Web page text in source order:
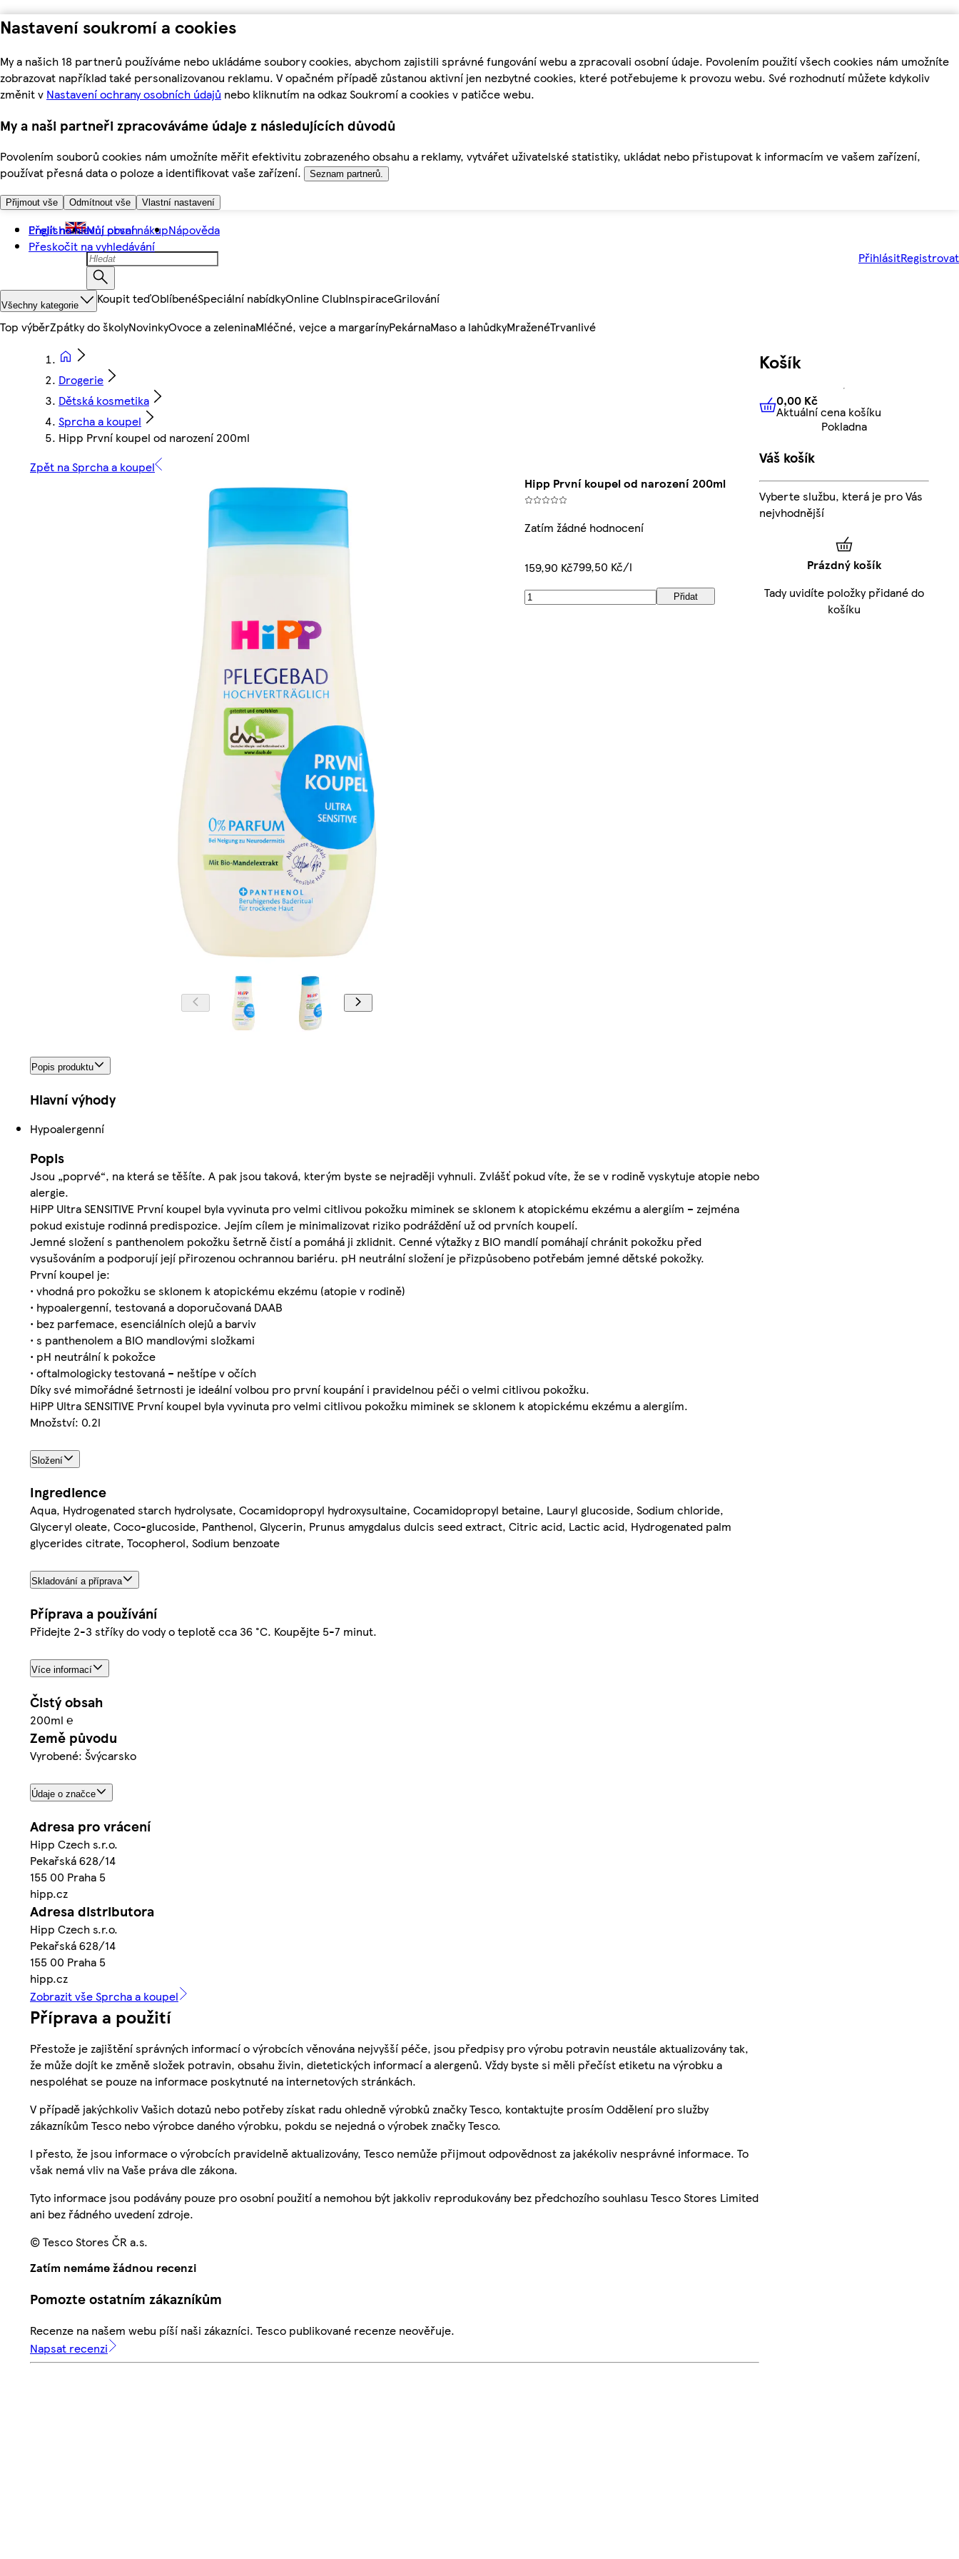
Nastavení soukromí a cookies
My a našich 18 partnerů používáme nebo ukládáme soubory cookies, abychom zajistili správné fungování webu a zpracovali osobní údaje. Povolením použití všech cookies nám umožníte
zobrazovat například také personalizovanou reklamu. V opačném případě zůstanou aktivní jen nezbytné cookies, které potřebujeme k provozu webu. Své rozhodnutí můžete kdykoliv
změnit v Nastavení ochrany osobních údajů nebo kliknutím na odkaz Soukromí a cookies v patičce webu.
My a naši partneři zpracováváme údaje z následujících důvodů
Povolením souborů cookies nám umožníte měřit efektivitu zobrazeného obsahu a reklamy, vytvářet uživatelské statistiky, ukládat nebo přistupovat k informacím ve vašem zařízení,
používat přesná data o poloze a identifikovat vaše zařízení.
Seznam partnerů.
Přijmout vše Odmítnout vše Vlastní nastavení
Přejít na hlavní obsah
Přeskočit na vyhledávání
English Můj první nákupNápověda
PřihlásitRegistrovat
Všechny kategorie Koupit teďOblíbenéSpeciální nabídkyOnline ClubInspiraceGrilování
Top výběrZpátky do školyNovinkyOvoce a zeleninaMléčné, vejce a margarínyPekárnaMaso a lahůdkyMraženéTrvanlivé
Drogerie
Dětská kosmetika
Sprcha a koupel
Hipp První koupel od narození 200ml
Zpět na Sprcha a koupel
Hipp První koupel od narození 200ml
Zatím žádné hodnocení
159,90 Kč799,50 Kč/l
Přidat
Popis produktu
Hlavní výhody
Hypoalergenní
Popis
Jsou „poprvé“, na která se těšíte. A pak jsou taková, kterým byste se nejraději vyhnuli. Zvlášť pokud víte, že se v rodině vyskytuje atopie nebo
alergie.
HiPP Ultra SENSITIVE První koupel byla vyvinuta pro velmi citlivou pokožku miminek se sklonem k atopickému ekzému a alergiím – zejména
pokud existuje rodinná predispozice. Jejím cílem je minimalizovat riziko podráždění už od prvních koupelí.
Jemné složení s panthenolem pokožku šetrně čistí a pomáhá ji zklidnit. Cenné výtažky z BIO mandlí pomáhají chránit pokožku před
vysušováním a podporují její přirozenou ochrannou bariéru. pH neutrální složení je přizpůsobeno potřebám jemné dětské pokožky.
První koupel je:
• vhodná pro pokožku se sklonem k atopickému ekzému (atopie v rodině)
• hypoalergenní, testovaná a doporučovaná DAAB
• bez parfemace, esenciálních olejů a barviv
• s panthenolem a BIO mandlovými složkami
• pH neutrální k pokožce
• oftalmologicky testovaná – neštípe v očích
Díky své mimořádné šetrnosti je ideální volbou pro první koupání i pravidelnou péči o velmi citlivou pokožku.
HiPP Ultra SENSITIVE První koupel byla vyvinuta pro velmi citlivou pokožku miminek se sklonem k atopickému ekzému a alergiím.
Množství: 0.2l
Složení
Ingredience
Aqua, Hydrogenated starch hydrolysate, Cocamidopropyl hydroxysultaine, Cocamidopropyl betaine, Lauryl glucoside, Sodium chloride,
Glyceryl oleate, Coco-glucoside, Panthenol, Glycerin, Prunus amygdalus dulcis seed extract, Citric acid, Lactic acid, Hydrogenated palm
glycerides citrate, Tocopherol, Sodium benzoate
Skladování a příprava
Příprava a používání
Přidejte 2-3 stříky do vody o teplotě cca 36 °C. Koupějte 5-7 minut.
Více informací
Čistý obsah
200ml ℮
Země původu
Vyrobené: Švýcarsko
Údaje o značce
Adresa pro vrácení
Hipp Czech s.r.o.
Pekařská 628/14
155 00 Praha 5
hipp.cz
Adresa distributora
Hipp Czech s.r.o.
Pekařská 628/14
155 00 Praha 5
hipp.cz
Zobrazit vše Sprcha a koupel
Příprava a použití
Přestože je zajištění správných informací o výrobcích věnována nejvyšší péče, jsou předpisy pro výrobu potravin neustále aktualizovány tak,
že může dojít ke změně složek potravin, obsahu živin, dietetických informací a alergenů. Vždy byste si měli přečíst etiketu na výrobku a
nespoléhat se pouze na informace poskytnuté na internetových stránkách.
V případě jakýchkoliv Vašich dotazů nebo potřeby získat radu ohledně výrobků značky Tesco, kontaktujte prosím Oddělení pro služby
zákazníkům Tesco nebo výrobce daného výrobku, pokdu se nejedná o výrobek značky Tesco.
I přesto, že jsou informace o výrobcích pravidelně aktualizovány, Tesco nemůže přijmout odpovědnost za jakékoliv nesprávné informace. To
však nemá vliv na Vaše práva dle zákona.
Tyto informace jsou podávány pouze pro osobní použití a nemohou být jakkoliv reprodukovány bez předchozího souhlasu Tesco Stores Limited
ani bez řádného uvedení zdroje.
© Tesco Stores ČR a.s.
Zatím nemáme žádnou recenzi
Pomozte ostatním zákazníkům
Recenze na našem webu píší naši zákazníci. Tesco publikované recenze neověřuje.
Napsat recenzi
Košík
0,00 KčAktuální cena košíku
0,00 Kč
Aktuální cena košíku
Pokladna
Váš košík
Vyberte službu, která je pro Vás
nejvhodnější
Prázdný košík
Tady uvidíte položky přidané do
košíku